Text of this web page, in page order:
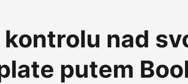
nad
putem